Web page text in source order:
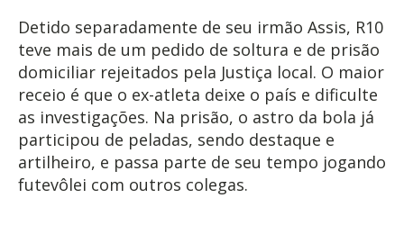
Detido separadamente de seu irmão Assis, R10
teve mais de um pedido de soltura e de prisão
domiciliar rejeitados pela Justiça local. O maior
receio é que o ex-atleta deixe o país e dificulte
as investigações. Na prisão, o astro da bola já
participou de peladas, sendo destaque e
artilheiro, e passa parte de seu tempo jogando
futevôlei com outros colegas.